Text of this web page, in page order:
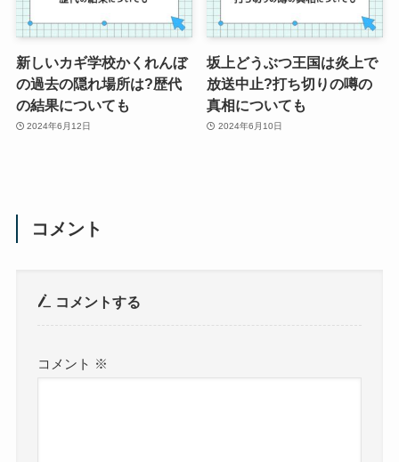
新しいカギ学校かくれんぼ
の過去の隠れ場所は?歴代
の結果についても
2024年6月12日
坂上どうぶつ王国は炎上で
放送中止?打ち切りの噂の
真相についても
2024年6月10日
コメント
コメントする
コメント ※